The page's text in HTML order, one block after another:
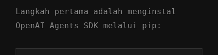
Langkah pertama adalah menginstal
OpenAI Agents SDK melalui pip: